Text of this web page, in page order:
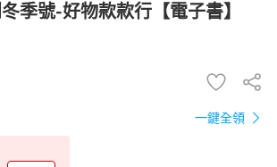
季號-好物款款行【電子書】
一鍵全領